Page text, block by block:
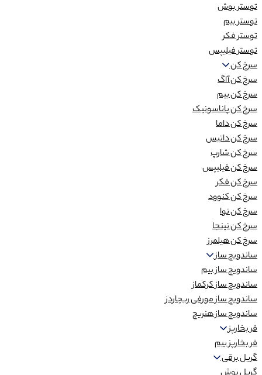
توستر بوش
توستر بیم
توستر فکر
توستر فیلیپس
سرخ کن
سرخ کن آاگ
سرخ کن بیم
سرخ کن پاناسونیک
سرخ کن داما
سرخ کن داتیس
سرخ کن شارپ
سرخ کن فیلیپس
سرخ کن فکر
سرخ کن کنوود
سرخ کن نوا
سرخ کن نینجا
سرخ کن هیلمرز
ساندویچ ساز
ساندویچ ساز بیم
ساندویچ ساز کرکماز
ساندویچ ساز مورفی ریچاردز
ساندویچ ساز هنریچ
فر بخارپز
فر بخارپز بیم
گریل برقی